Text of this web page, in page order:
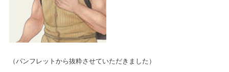
（パンフレットから抜粋させていただきました）